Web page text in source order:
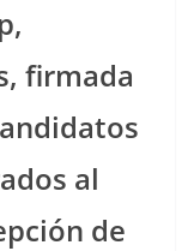
firmada
al
de